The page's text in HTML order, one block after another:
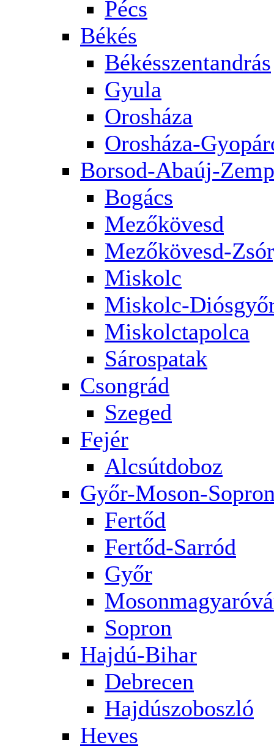
Pécs
Békés
Békésszentandrás
Gyula
Orosháza
Orosháza-
Borsod-Abaúj-
Bogács
Mezőkövesd
Mezőkövesd-
Miskolc
Miskolc-
Miskolctapolca
Sárospatak
Csongrád
Szeged
Fejér
Alcsútdoboz
Győr-Moson-
Fertőd
Fertőd-Sarród
Győr
Sopron
Hajdú-Bihar
Debrecen
Hajdúszoboszló
Heves